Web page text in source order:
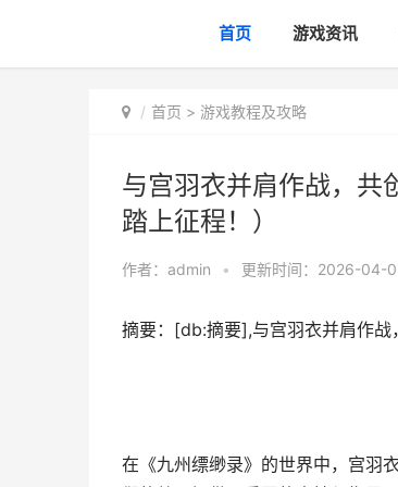
首页 游戏资讯
首页 > 游戏教程及攻略
与宫羽衣并肩作战，共
踏上征程！）
作者： admin • 更新时间：2026-04-
摘要：[db:摘要],与宫羽衣并肩作战
在《九州缥缈录》的世界中，宫羽